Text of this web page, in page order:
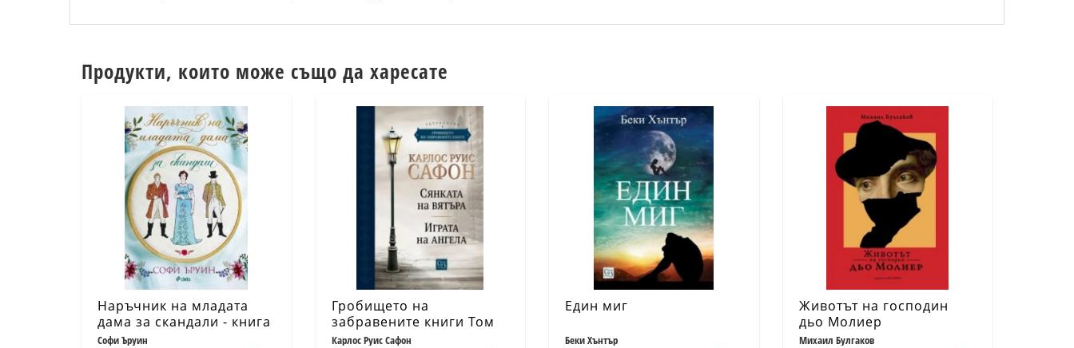
Продукти, които може също да харесате
Наръчник на младата
дама за скандали - книга
2
Софи Ъруин
Гробището на
забравените книги Том
1. Юбилейно издание
Карлос Руис Сафон
Един миг
Беки Хънтър
Животът на господин
дьо Молиер
Михаил Булгаков